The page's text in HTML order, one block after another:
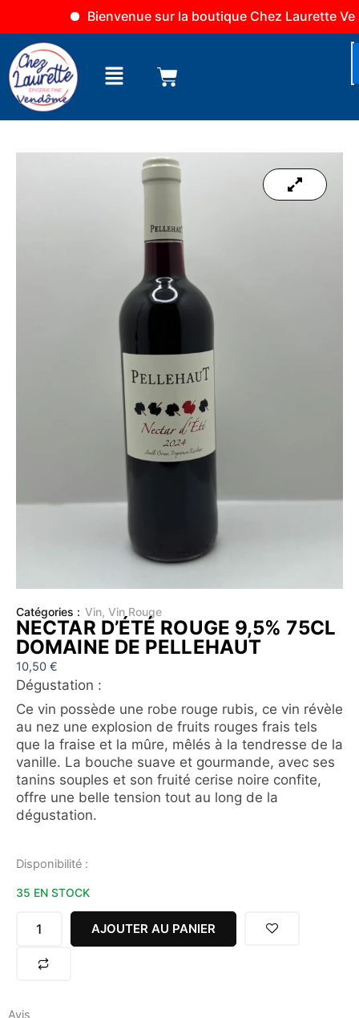
Bienvenue sur la boutique Chez Laurette
contenu
Menu
Catégories : Vin, Vin Rouge
NECTAR D’ÉTÉ ROUGE 9,5% 75CL
DOMAINE DE PELLEHAUT
10,50 €
Dégustation :
Ce vin possède une robe rouge rubis, ce vin révèle
au nez une explosion de fruits rouges frais tels
que la fraise et la mûre, mêlés à la tendresse de la
vanille. La bouche suave et gourmande, avec ses
tanins souples et son fruité cerise noire confite,
offre une belle tension tout au long de la
dégustation.
Disponibilité :
35 EN STOCK
quantité
NECTAR
ROUGE
75CL
DOMAINE
AJOUTER AU PANIER
Avis